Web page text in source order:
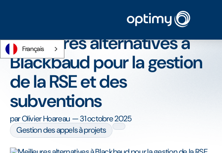
Français
Meilleures alternatives à Blackbaud pour la gestion de la RSE et
Meilleures alternatives à
Blackbaud pour la gestion
de la RSE et des
subventions
parOlivier Hoareau —31 octobre 2025
Gestion des appels à projets